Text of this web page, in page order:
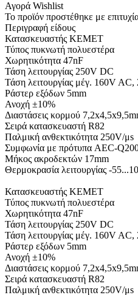
Αγορά Wishlist
Το προϊόν προστέθηκε με
Περιγραφή είδους
Κατασκευαστής KEMET
Τύπος πυκνωτή πολυεστέρα
Χωρητικότητα 47nF
Τάση λειτουργίας 250V DC
Τάση λειτουργίας μέγ. 160V
Ράστερ εξόδων 5mm
Ανοχή ±10%
Διαστάσεις κορμού
Σειρά κατασκευαστή R82
Παλμική ανθεκτικότητα 250V/μs
Συμφωνία με πρότυπα AEC-
Μήκος ακροδεκτών 17mm
Θερμοκρασία λειτουργίας -
Κατασκευαστής KEMET
Τύπος πυκνωτή πολυεστέρα
Χωρητικότητα 47nF
Τάση λειτουργίας 250V DC
Τάση λειτουργίας μέγ. 160V
Ράστερ εξόδων 5mm
Ανοχή ±10%
Διαστάσεις κορμού
Σειρά κατασκευαστή R82
Παλμική ανθεκτικότητα 250V/μs